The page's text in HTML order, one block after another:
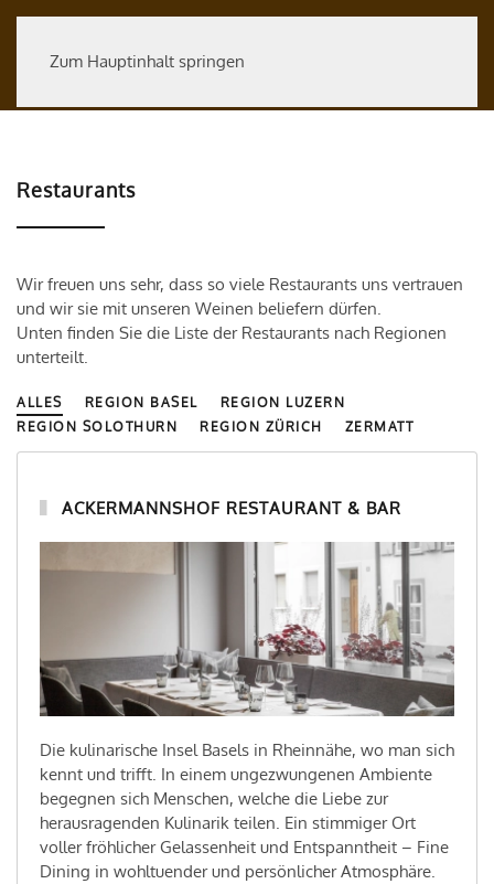
Zum Hauptinhalt springen
Restaurants
Wir freuen uns sehr, dass so viele Restaurants uns vertrauen
und wir sie mit unseren Weinen beliefern dürfen.
Unten finden Sie die Liste der Restaurants nach Regionen
unterteilt.
ALLES REGION BASEL
REGION LUZERN
REGION SOLOTHURN
REGION ZÜRICH ZERMATT
ACKERMANNSHOF RESTAURANT & BAR
Die kulinarische Insel Basels in Rheinnähe, wo man sich
kennt und trifft. In einem ungezwungenen Ambiente
begegnen sich Menschen, welche die Liebe zur
herausragenden Kulinarik teilen. Ein stimmiger Ort
voller fröhlicher Gelassenheit und Entspanntheit – Fine
Dining in wohltuender und persönlicher Atmosphäre.